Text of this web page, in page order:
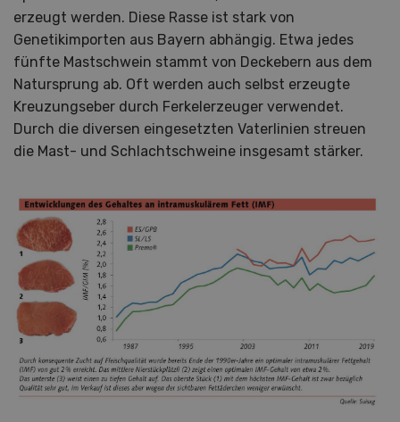
erzeugt werden. Diese Rasse ist stark von
Genetikimporten aus Bayern abhängig. Etwa jedes
fünfte Mastschwein stammt von Deckebern aus dem
Natursprung ab. Oft werden auch selbst erzeugte
Kreuzungseber durch Ferkelerzeuger verwendet.
Durch die diversen eingesetzten Vaterlinien streuen
die Mast- und Schlachtschweine insgesamt stärker.